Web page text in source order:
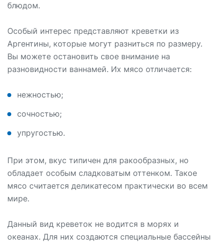
блюдом.
Особый интерес представляют креветки из
Аргентины, которые могут разниться по размеру.
Вы можете остановить свое внимание на
разновидности ваннамей. Их мясо отличается:
нежностью;
сочностью;
упругостью.
При этом, вкус типичен для ракообразных, но
обладает особым сладковатым оттенком. Такое
мясо считается деликатесом практически во всем
мире.
Данный вид креветок не водится в морях и
океанах. Для них создаются специальные бассейны